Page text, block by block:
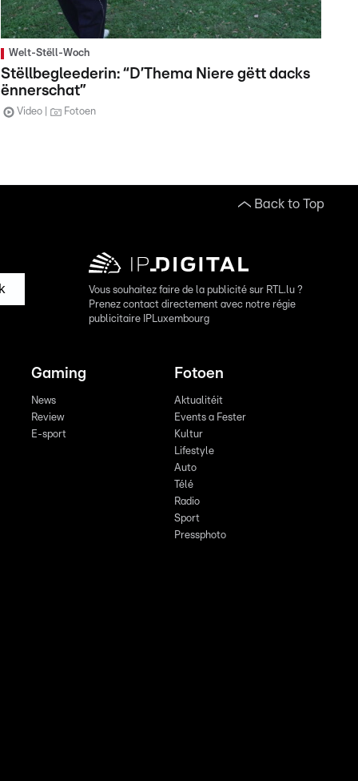
Welt-Stëll-Woch
Stëllbegleederin: “D’Thema Niere gëtt dacks
ënnerschat”
Video Fotoen
Back to Top
Vous souhaitez faire de la publicité sur RTL.lu ?
Prenez contact directement avec notre régie
publicitaire IPLuxembourg
Gaming
News
Review
E-sport
Fotoen
Aktualitéit
Events a Fester
Kultur
Lifestyle
Auto
Télé
Radio
Sport
Pressphoto